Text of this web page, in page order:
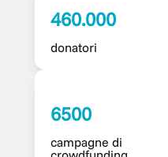
460.000
donatori
6500
campagne di